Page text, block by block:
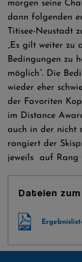
morgen seine
dann folgenden
Titisee-Neustadt
„Es gilt weiter zu
Bedingungen zu
möglich“. Die
wieder eher
der Favoriten
im Distance
auch in der nicht
rangiert der
jeweils auf Rang
Dateien